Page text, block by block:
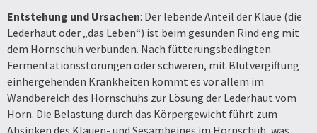
Entstehung und Ursachen: Der lebende Anteil der Klaue (die
Lederhaut oder „das Leben“) ist beim gesunden Rind eng mit
dem Hornschuh verbunden. Nach fütterungsbedingten
Fermentationsstörungen oder schweren, mit Blutvergiftung
einhergehenden Krankheiten kommt es vor allem im
Wandbereich des Hornschuhs zur Lösung der Lederhaut vom
Horn. Die Belastung durch das Körpergewicht führt zum